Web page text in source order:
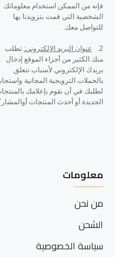
فإنه من الممكن استخدام معلوماتك
الشخصية التي قمت بتزويدنا بها
للتواصل معك.
2. عنوان البريد الإلكتروني: تطلب
منك الكثير من أجزاء الموقع إدخال
بريدك الإلكتروني لأسباب تتعلق
بالحملات الترويجية المجانية
لطلبك في أن نقوم بإعلامك
الجديدة أو أحدث المنتجات
معلومات
من نحن
الشحن
سياسة الخصوصية